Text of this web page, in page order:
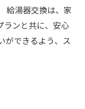
給湯器交換は、家
ランと共に、安心
ができるよう、ス